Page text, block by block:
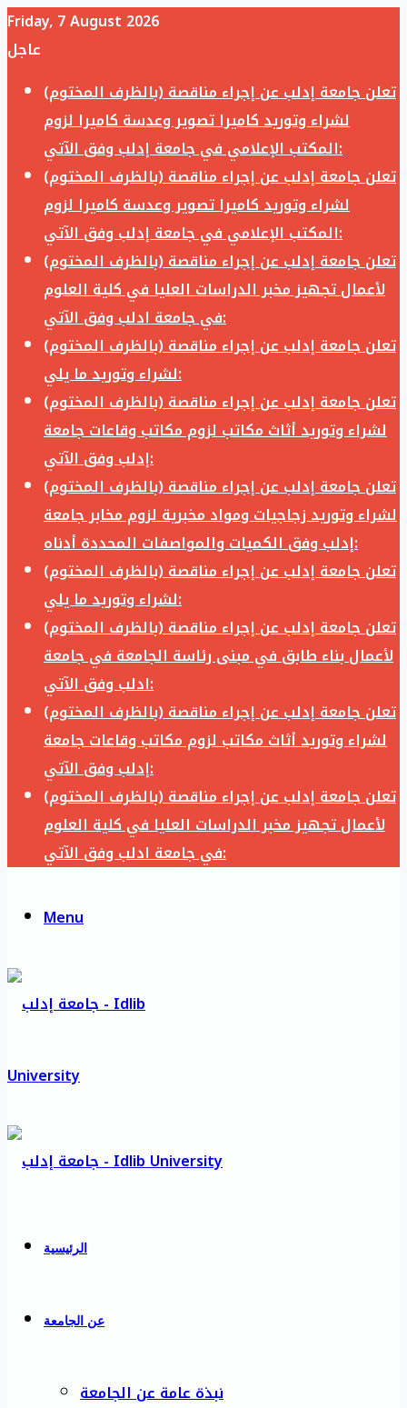
Friday, 7 August 2026
عاجل
تعلن جامعة إدلب عن إجراء مناقصة (بالظرف المختوم)
لشراء وتوريد كاميرا تصوير وعدسة كاميرا لزوم
المكتب الإعلامي في جامعة إدلب وفق الآتي:
تعلن جامعة إدلب عن إجراء مناقصة (بالظرف المختوم)
لشراء وتوريد كاميرا تصوير وعدسة كاميرا لزوم
المكتب الإعلامي في جامعة إدلب وفق الآتي:
تعلن جامعة إدلب عن إجراء مناقصة (بالظرف المختوم)
لأعمال تجهيز مخبر الدراسات العليا في كلية العلوم
في جامعة ادلب وفق الآتي:
تعلن جامعة إدلب عن إجراء مناقصة (بالظرف المختوم)
لشراء وتوريد ما يلي:
تعلن جامعة إدلب عن إجراء مناقصة (بالظرف المختوم)
لشراء وتوريد أثاث مكاتب لزوم مكاتب وقاعات جامعة
إدلب وفق الآتي:
تعلن جامعة إدلب عن إجراء مناقصة (بالظرف المختوم)
لشراء وتوريد زجاجيات ومواد مخبرية لزوم مخابر جامعة
إدلب وفق الكميات والمواصفات المحددة أدناه:
تعلن جامعة إدلب عن إجراء مناقصة (بالظرف المختوم)
لشراء وتوريد ما يلي:
تعلن جامعة إدلب عن إجراء مناقصة (بالظرف المختوم)
لأعمال بناء طابق في مبنى رئاسة الجامعة في جامعة
ادلب وفق الآتي:
تعلن جامعة إدلب عن إجراء مناقصة (بالظرف المختوم)
لشراء وتوريد أثاث مكاتب لزوم مكاتب وقاعات جامعة
إدلب وفق الآتي:
تعلن جامعة إدلب عن إجراء مناقصة (بالظرف المختوم)
لأعمال تجهيز مخبر الدراسات العليا في كلية العلوم
في جامعة ادلب وفق الآتي:
Menu
الرئيسية
عن الجامعة
نبذة عامة عن الجامعة